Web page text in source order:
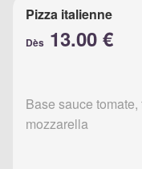
Pizza italienne
Dès 13.00 €
Base sauce
mozzarella